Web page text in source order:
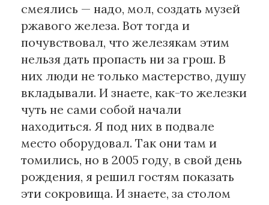
смеялись — надо, мол, создать музей
ржавого железа. Вот тогда и
почувствовал, что железякам этим
нельзя дать пропасть ни за грош. В
них люди не только мастерство, душу
вкладывали. И знаете, как-то железки
чуть не сами собой начали
находиться. Я под них в подвале
место оборудовал. Так они там и
томились, но в 2005 году, в свой день
рождения, я решил гостям показать
эти сокровища. И знаете, за столом